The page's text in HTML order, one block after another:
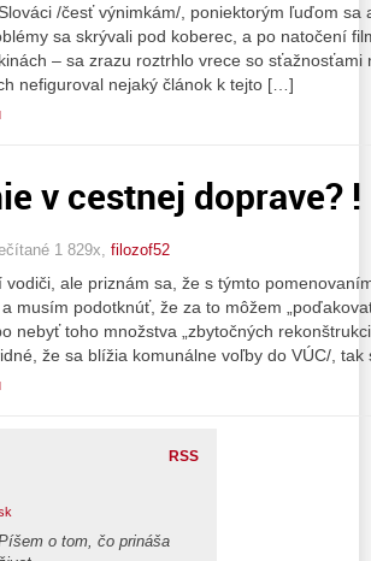
/česť výnimkám/, poniektorým ľuďom sa
sa skrývali pod koberec, a po natočení
– sa zrazu roztrhlo vrece so
nefiguroval nejaký článok k tejto […]
v cestnej doprave? !
1 829x, filozof52
vodiči, ale priznám sa, že s týmto
musím podotknúť, že za to môžem
nebyť toho množstva „zbytočných
že sa blížia komunálne voľby do VÚC/,
RSS
o tom, čo prináša